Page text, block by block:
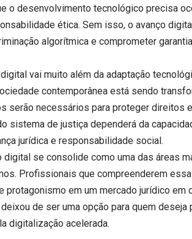
o desenvolvimento tecnológico precisa
ética. Sem isso, o avanço
algorítmica e comprometer
vai muito além da adaptação
contemporânea está sendo
serão necessários para proteger direitos
sistema de justiça dependerá da
jurídica e responsabilidade social.
digital se consolide como uma das áreas
Profissionais que compreenderem
protagonismo em um mercado jurídico em
de ser uma opção para quem deseja
digitalização acelerada.